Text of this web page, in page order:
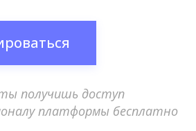
получишь доступ
платформы бесплатно